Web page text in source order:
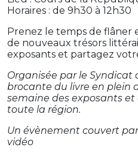
Horaires : de 9h30 à 12h30
Prenez le temps de flâner
de nouveaux trésors
exposants et partagez
Organisée par le Syndicat
brocante du livre en plein
semaine des exposants et
toute la région.
Un évènement couvert
vidéo